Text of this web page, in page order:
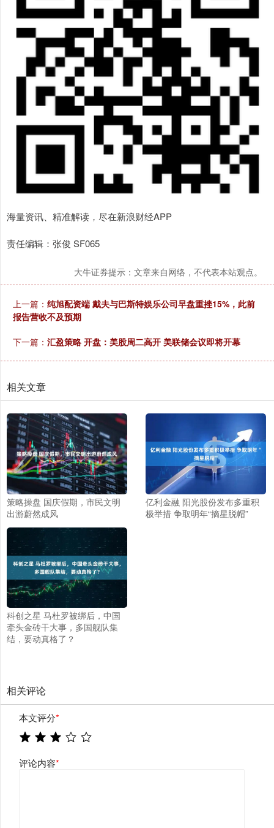
海量资讯、精准解读，尽在新浪财经APP
责任编辑：张俊 SF065
大牛证券提示：文章来自网络，不代表本站观点。
上一篇： 纯旭配资端 戴夫与巴斯特娱乐公司早盘重挫15%，此前
报告营收不及预期
下一篇： 汇盈策略 开盘：美股周二高开 美联储会议即将开幕
相关文章
策略操盘 国庆假期，市民文明
出游蔚然成风
亿利金融 阳光股份发布多重积
极举措 争取明年“摘星脱帽”
科创之星 马杜罗被绑后，中国
牵头金砖干大事，多国舰队集
结，要动真格了？
相关评论
本文评分*
评论内容*